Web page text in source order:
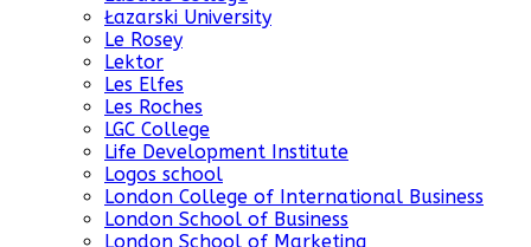
Łazarski University
Le Rosey
Lektor
Les Elfes
Les Roches
LGC College
Life Development Institute
Logos school
London College of International Business
London School of Business
London School of Marketing